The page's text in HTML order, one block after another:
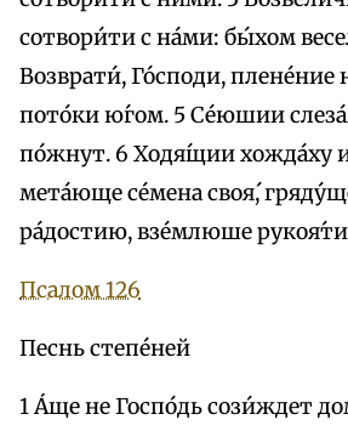
сотвори́ти с на́ми: бы́хом
Возврати́, Го́споди, плене́ние
пото́ки ю́гом. 5 Се́юшии
по́жнут. 6 Ходя́щии хожда́ху и
мета́юще се́мена своя́,
ра́достию, взе́млюше рукоя́ти
Псалом 126
Песнь степе́ней
1 А́ще не Госпо́дь сози́ждет